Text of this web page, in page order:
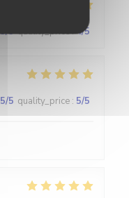
5/5 quality_price:4/5
5/5 quality_price : 5/5